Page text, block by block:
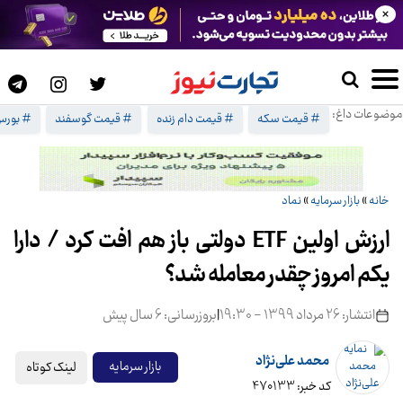
موضوعات داغ: # قیمت سکه # قیمت دام زنده # قیمت گوسفند #
×
خانه»بازار سرمایه»نماد
ارزش اولین ETF دولتی باز هم افت کرد / دارا
یکم امروز چقدر معامله شد؟
انتشار: 26 مرداد 1399 - 19:30 |بروزرسانی: 6 سال پیش
محمد علی‌نژاد
کد خبر: 470133
بازار سرمایه لینک کوتاه